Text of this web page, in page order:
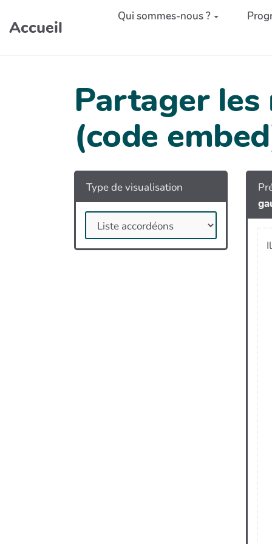
Aller au contenu principal
Accueil
Qui sommes-nous ?
Partager
(code
Type de visualisation